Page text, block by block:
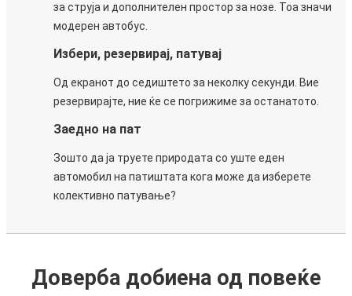
за струја и дополнителен простор за нозе. Тоа значи
модерен автобус.
Избери, резервирај, патувај
Од екранот до седиштето за неколку секунди. Вие
резервирајте, ние ќе се погрижиме за останатото.
Заедно на пат
Зошто да ја труете природата со уште еден
автомобил на патиштата кога може да изберете
колективно патување?
Доверба добиена од повеќе